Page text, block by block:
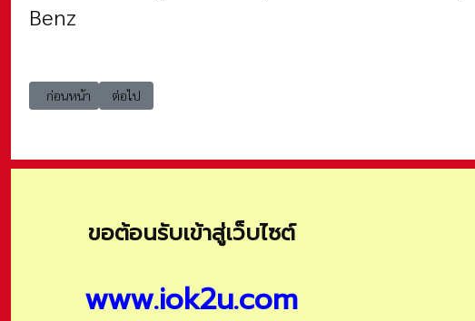
Benz
เนื้อหาก่อนหน้า: บรรยายจัดเต็มเวทีนานาชาติ ประสานขับเคลื่อนอารยสถาปัตย์ตามกติกา
ก่อนหน้า เนื้อหาถัดไป: ร่วมสร้างปาฏิหาริย์เป็นแสงสว่างส่องนำทางให้น้องมองเห็นกับ
ต่อไป
ขอต้อนรับเข้าสู่เว็บไซต์
www.iok2u.com